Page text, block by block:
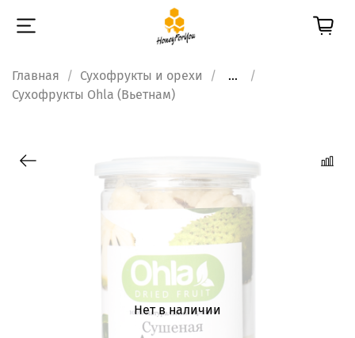
Главная Сухофрукты и орехи
...
Сухофрукты Ohla (Вьетнам)
Нет в наличии